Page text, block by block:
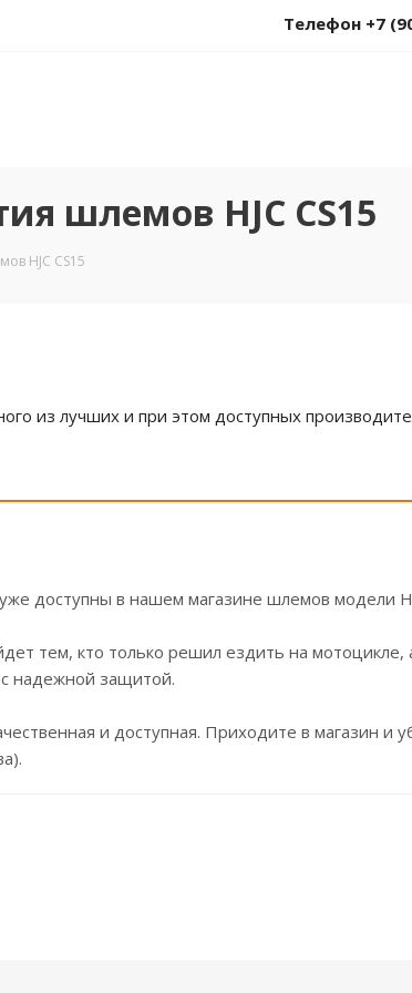
Телефон +7
шлемов HJC CS15
HJC CS15
из лучших и при этом доступных
доступны в нашем магазине шлемов модели
тем, кто только решил ездить на
с надежной защитой.
и доступная. Приходите в магазин